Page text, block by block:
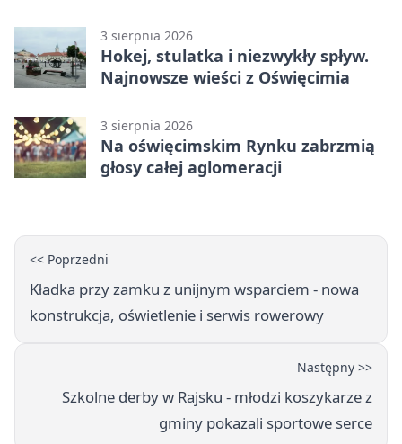
3 sierpnia 2026
Hokej, stulatka i niezwykły spływ.
Najnowsze wieści z Oświęcimia
3 sierpnia 2026
Na oświęcimskim Rynku zabrzmią
głosy całej aglomeracji
<< Poprzedni
Kładka przy zamku z unijnym wsparciem - nowa
konstrukcja, oświetlenie i serwis rowerowy
Następny >>
Szkolne derby w Rajsku - młodzi koszykarze z
gminy pokazali sportowe serce